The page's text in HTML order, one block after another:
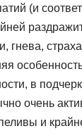
(и
гнева,
в
очень
и